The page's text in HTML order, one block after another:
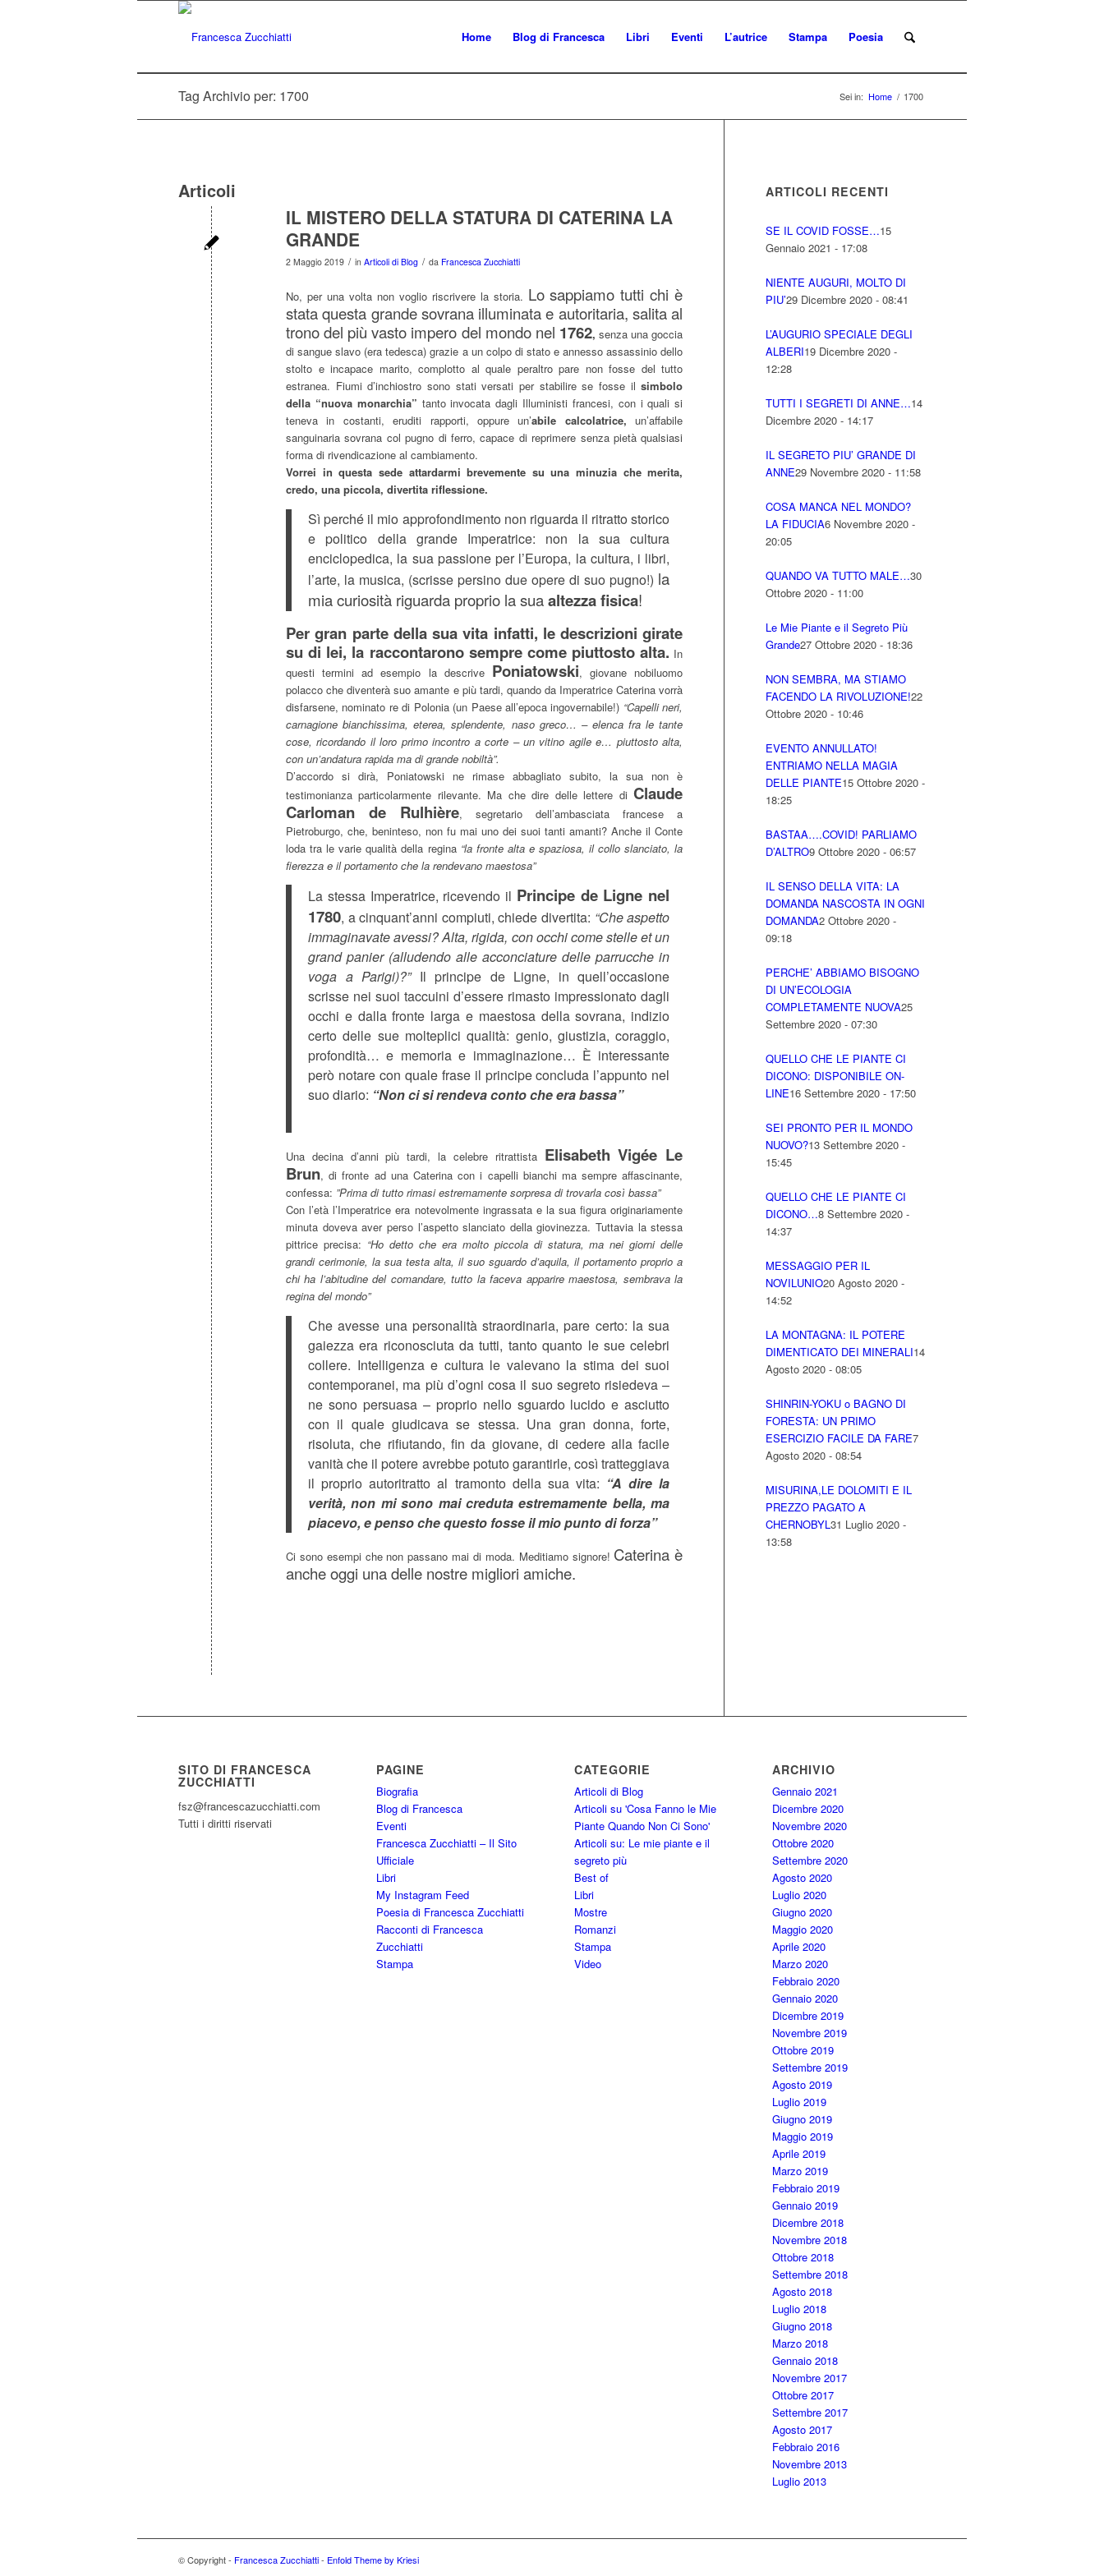
Home Blog di Francesca Libri Eventi L’autrice Stampa Poesia
Tag Archivio per: 1700 Sei in: Home / 1700
Articoli
IL MISTERO DELLA STATURA DI CATERINA LA
GRANDE
2 Maggio 2019 / in Articoli di Blog / da Francesca Zucchiatti
No, per una volta non voglio riscrivere la storia. Lo sappiamo tutti chi è
stata questa grande sovrana illuminata e autoritaria, salita al
trono del più vasto impero del mondo nel 1762, senza una goccia
di sangue slavo (era tedesca) grazie a un colpo di stato e annesso assassinio dello
stolto e incapace marito, complotto al quale peraltro pare non fosse del tutto
estranea. Fiumi d’inchiostro sono stati versati per stabilire se fosse il simbolo
della “nuova monarchia” tanto invocata dagli Illuministi francesi, con i quali si
teneva in costanti, eruditi rapporti, oppure un’abile calcolatrice, un’affabile
sanguinaria sovrana col pugno di ferro, capace di reprimere senza pietà qualsiasi
forma di rivendicazione al cambiamento.
Vorrei in questa sede attardarmi brevemente su una minuzia che merita,
credo, una piccola, divertita riflessione.
Sì perché il mio approfondimento non riguarda il ritratto storico
e politico della grande Imperatrice: non la sua cultura
enciclopedica, la sua passione per l’Europa, la cultura, i libri,
l’arte, la musica, (scrisse persino due opere di suo pugno!) la
mia curiosità riguarda proprio la suaaltezza fisica!
Per gran parte della sua vita infatti, le descrizioni girate
su di lei, la raccontarono sempre come piuttosto alta. In
questi termini ad esempio la descrive Poniatowski, giovane nobiluomo
polacco che diventerà suo amante e più tardi, quando da Imperatrice Caterina vorrà
disfarsene, nominato re di Polonia (un Paese all’epoca ingovernabile!) “Capelli neri,
carnagione bianchissima, eterea, splendente, naso greco… – elenca fra le tante
cose, ricordando il loro primo incontro a corte – un vitino agile e… piuttosto alta,
con un’andatura rapida ma di grande nobiltà”.
D’accordo si dirà, Poniatowski ne rimase abbagliato subito, la sua non è
testimonianza particolarmente rilevante. Ma che dire delle lettere di Claude
Carloman de Rulhière, segretario dell’ambasciata francese a
Pietroburgo, che, beninteso, non fu mai uno dei suoi tanti amanti? Anche il Conte
loda tra le varie qualità della regina “la fronte alta e spaziosa, il collo slanciato, la
fierezza e il portamento che la rendevano maestosa”
La stessa Imperatrice, ricevendo il Principe de Ligne nel
1780, a cinquant’anni compiuti, chiede divertita: “Che aspetto
immaginavate avessi? Alta, rigida, con occhi come stelle et un
grand panier (alludendo alle acconciature delle parrucche in
voga a Parigi)?”Il principe de Ligne, in quell’occasione
scrisse nei suoi taccuini d’essere rimasto impressionato dagli
occhi e dalla fronte larga e maestosa della sovrana, indizio
certo delle sue molteplici qualità: genio, giustizia, coraggio,
profondità… e memoria e immaginazione… È interessante
però notare con quale frase il principe concluda l’appunto nel
suo diario: “Non ci si rendeva conto che era bassa”
Una decina d’anni più tardi, la celebre ritrattista Elisabeth Vigée Le
Brun, di fronte ad una Caterina con i capelli bianchi ma sempre affascinante,
confessa: ”Prima di tutto rimasi estremamente sorpresa di trovarla così bassa”
Con l’età l’Imperatrice era notevolmente ingrassata e la sua figura originariamente
minuta doveva aver perso l’aspetto slanciato della giovinezza. Tuttavia la stessa
pittrice precisa: “Ho detto che era molto piccola di statura, ma nei giorni delle
grandi cerimonie, la sua testa alta, il suo sguardo d’aquila, il portamento proprio a
chi ha l’abitudine del comandare, tutto la faceva apparire maestosa, sembrava la
regina del mondo”
Che avesse una personalità straordinaria, pare certo: la sua
gaiezza era riconosciuta da tutti, tanto quanto le sue celebri
collere. Intelligenza e cultura le valevano la stima dei suoi
contemporanei, ma più d’ogni cosa il suo segreto risiedeva –
ne sono persuasa – proprio nello sguardo lucido e asciutto
con il quale giudicava se stessa. Una gran donna, forte,
risoluta, che rifiutando, fin da giovane, di cedere alla facile
vanità che il potere avrebbe potuto garantirle, così tratteggiava
il proprio autoritratto al tramonto della sua vita: “A dire la
verità, non mi sono mai creduta estremamente bella, ma
piacevo, e penso che questo fosse il mio punto di forza”
Ci sono esempi che non passano mai di moda. Meditiamo signore! Caterina è
anche oggi una delle nostre migliori amiche.
ARTICOLI RECENTI
SE IL COVID FOSSE…15
Gennaio 2021 - 17:08
NIENTE AUGURI, MOLTO DI
PIU’29 Dicembre 2020 - 08:41
L’AUGURIO SPECIALE DEGLI
ALBERI19 Dicembre 2020 -
12:28
TUTTI I SEGRETI DI ANNE…14
Dicembre 2020 - 14:17
IL SEGRETO PIU’ GRANDE DI
ANNE29 Novembre 2020 - 11:58
COSA MANCA NEL MONDO?
LA FIDUCIA6 Novembre 2020 -
20:05
QUANDO VA TUTTO MALE…30
Ottobre 2020 - 11:00
Le Mie Piante e il Segreto Più
Grande27 Ottobre 2020 - 18:36
NON SEMBRA, MA STIAMO
FACENDO LA RIVOLUZIONE!22
Ottobre 2020 - 10:46
EVENTO ANNULLATO!
ENTRIAMO NELLA MAGIA
DELLE PIANTE15 Ottobre 2020 -
18:25
BASTAA….COVID! PARLIAMO
D’ALTRO9 Ottobre 2020 - 06:57
IL SENSO DELLA VITA: LA
DOMANDA NASCOSTA IN OGNI
DOMANDA2 Ottobre 2020 -
09:18
PERCHE’ ABBIAMO BISOGNO
DI UN’ECOLOGIA
COMPLETAMENTE NUOVA25
Settembre 2020 - 07:30
QUELLO CHE LE PIANTE CI
DICONO: DISPONIBILE ON-
LINE16 Settembre 2020 - 17:50
SEI PRONTO PER IL MONDO
NUOVO?13 Settembre 2020 -
15:45
QUELLO CHE LE PIANTE CI
DICONO…8 Settembre 2020 -
14:37
MESSAGGIO PER IL
NOVILUNIO20 Agosto 2020 -
14:52
LA MONTAGNA: IL POTERE
DIMENTICATO DEI MINERALI14
Agosto 2020 - 08:05
SHINRIN-YOKU o BAGNO DI
FORESTA: UN PRIMO
ESERCIZIO FACILE DA FARE7
Agosto 2020 - 08:54
MISURINA,LE DOLOMITI E IL
PREZZO PAGATO A
CHERNOBYL31 Luglio 2020 -
13:58
SITO DI FRANCESCA
ZUCCHIATTI
fsz@francescazucchiatti.com
Tutti i diritti riservati
PAGINE
Biografia
Blog di Francesca
Eventi
Francesca Zucchiatti – Il Sito
Ufficiale
Libri
My Instagram Feed
Poesia di Francesca Zucchiatti
Racconti di Francesca
Zucchiatti
Stampa
CATEGORIE
Articoli di Blog
Articoli su 'Cosa Fanno le Mie
Piante Quando Non Ci Sono'
Articoli su: Le mie piante e il
segreto più
Best of
Libri
Mostre
Romanzi
Stampa
Video
ARCHIVIO
Gennaio 2021
Dicembre 2020
Novembre 2020
Ottobre 2020
Settembre 2020
Agosto 2020
Luglio 2020
Giugno 2020
Maggio 2020
Aprile 2020
Marzo 2020
Febbraio 2020
Gennaio 2020
Dicembre 2019
Novembre 2019
Ottobre 2019
Settembre 2019
Agosto 2019
Luglio 2019
Giugno 2019
Maggio 2019
Aprile 2019
Marzo 2019
Febbraio 2019
Gennaio 2019
Dicembre 2018
Novembre 2018
Ottobre 2018
Settembre 2018
Agosto 2018
Luglio 2018
Giugno 2018
Marzo 2018
Gennaio 2018
Novembre 2017
Ottobre 2017
Settembre 2017
Agosto 2017
Febbraio 2016
Novembre 2013
Luglio 2013
© Copyright - Francesca Zucchiatti- Enfold Theme by Kriesi